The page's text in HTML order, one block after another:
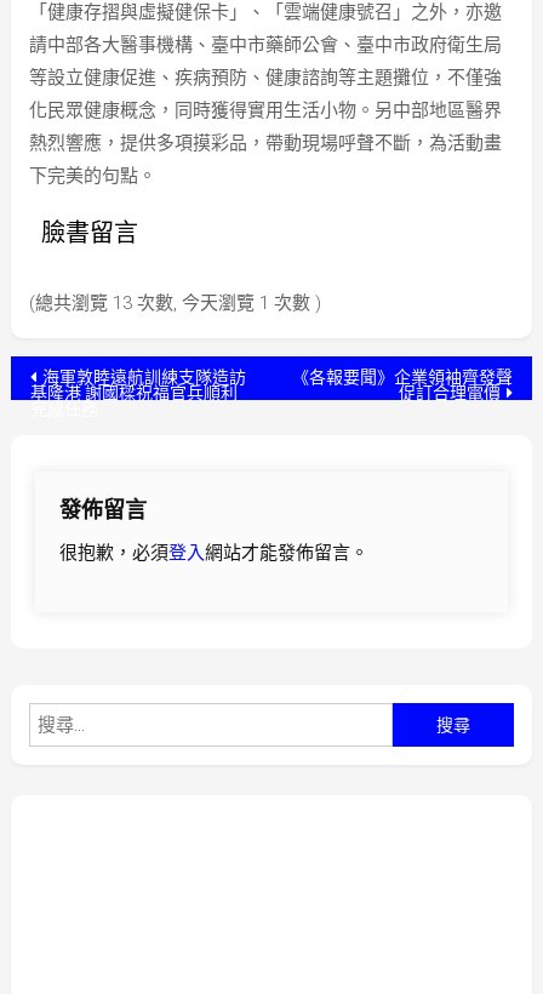
「健康存摺與虛擬健保卡」、「雲端健康號召」之外，亦邀
請中部各大醫事機構、臺中市藥師公會、臺中市政府衛生局
等設立健康促進、疾病預防、健康諮詢等主題攤位，不僅強
化民眾健康概念，同時獲得實用生活小物。另中部地區醫界
熱烈響應，提供多項摸彩品，帶動現場呼聲不斷，為活動畫
下完美的句點。
臉書留言
(總共瀏覽 13 次數, 今天瀏覽 1 次數 )
文海軍敦睦遠航訓練支隊造訪
基隆港 謝國樑祝福官兵順利
《各報要聞》企業領袖齊發聲
促訂合理電價
發佈留言
很抱歉，必須登入網站才能發佈留言。
尋